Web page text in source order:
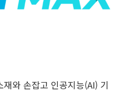
와 손잡고 인공지능(AI) 기